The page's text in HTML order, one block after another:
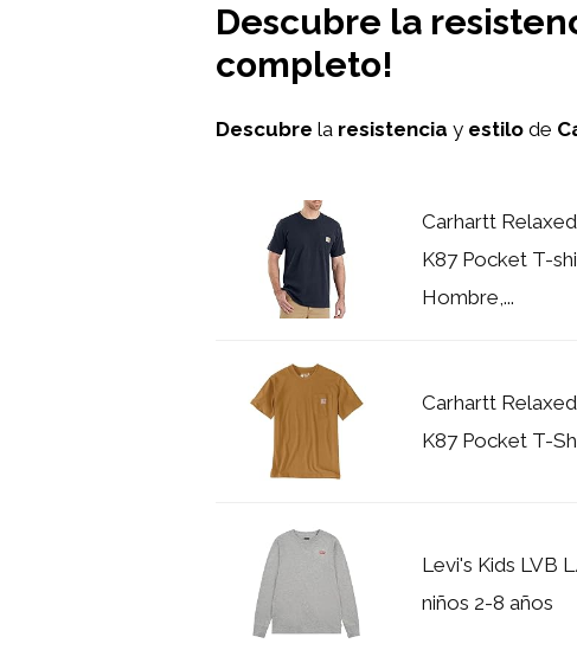
Descubre la
completo!
Descubre la resistencia y estilo de
Carhartt
K87 Pocket T-
Hombre,...
Carhartt
K87 Pocket T-
Levi's Kids LVB
niños 2-8 años